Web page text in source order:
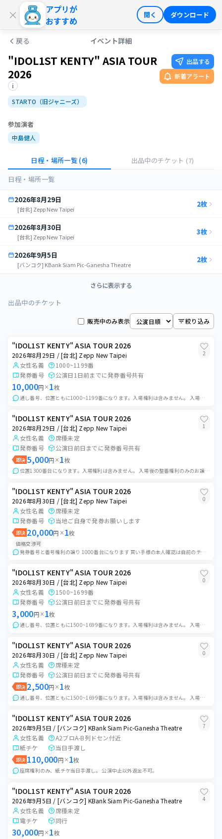
×
アプリが
おすすめ
開く ダウンロード
ログイン 会員登録
戻る イベント詳細
"IDOL1ST KENTY" ASIA TOUR
2026
i
STARTO（旧ジャニーズ）
出品する
新着アラート
参加演者
中島健人
日程・場所一覧 (6) 出品中のチケット (7)
日程・場所一覧
2026年8月29日
[台北] Zepp New Taipei
2枚
2026年8月30日
[台北] Zepp New Taipei
3枚
2026年9月5日
[バンコク] KBank Siam Pic-Ganesha Theatre
2枚
0枚
[ソウル] Olympic Hall
0枚
さらに表示する
出品中のチケット
販売中のみ表示 絞り込み
"IDOL1ST KENTY" ASIA TOUR 2026
2026年8月29日 / [台北] Zepp New Taipei 2
女性名義
1000~1199番
発券番号
公演日1日前までに発券番号共有
10,000円 × 1枚
通し番号、位置ともに1000~1199番になります。入場権利は含みません。 入場後の整番権利のみのお譲りになります。 ご購入後、発券番号をお伝えいたしますので...
"IDOL1ST KENTY" ASIA TOUR 2026
2026年8月29日 / [台北] Zepp New Taipei 1
女性名義
席種未定
発券番号
公演日前日までに発券番号共有
即決 5,000円 × 1枚
位置1300番台になります。入場権利は含みません。 入場後の整番権利のみのお譲りになります。 日本人女性名義 ご購入後、発券番号をお伝えいたしますので、ご自...
"IDOL1ST KENTY" ASIA TOUR 2026
2026年8月30日 / [台北] Zepp New Taipei 0
女性名義
席種未定
発券番号
当地ご自身で発券お願いします
即決 20,000円 × 1枚
価格交渉可
発券番号と番号権利の譲り 1000番台になります 買い手様の本人確認は自前のチケットでやってください。
"IDOL1ST KENTY" ASIA TOUR 2026
2026年8月30日 / [台北] Zepp New Taipei 0
女性名義
1500~1699番
発券番号
公演日前日までに発券番号共有
3,000円 × 1枚
通し番号、位置ともに1500~1699番になります。入場権利は含みません。 入場後の整番権利のみのお譲りになります。 ご購入後、発券番号をお伝えいたしますので...
"IDOL1ST KENTY" ASIA TOUR 2026
2026年8月30日 / [台北] Zepp New Taipei 0
女性名義
席種未定
発券番号
公演日前日までに発券番号共有
即決 2,500円 × 1枚
通し番号、位置ともに1500~1699番になります。入場権利は含みません。 入場後の整番権利のみのお譲りになります。 日本人女性名義 ご購入後、発券番号をお...
"IDOL1ST KENTY" ASIA TOUR 2026
2026年9月5日 / [バンコク] KBank Siam Pic-Ganesha Theatre 7
女性名義
A2ブロA-B列ドセン付近
紙チケ
当日手渡し
即決 110,000円 × 1枚
座席権利のみ、紙チケ当日手渡し。 公演中止以外返金不可。
"IDOL1ST KENTY" ASIA TOUR 2026
2026年9月5日 / [バンコク] KBank Siam Pic-Ganesha Theatre 4
女性名義
席種未定
電チケ
同行
30,000円 × 1枚